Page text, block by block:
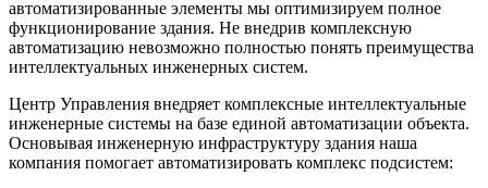
автоматизированные элементы мы оптимизируем полное
функционирование здания. Не внедрив комплексную
автоматизацию невозможно полностью понять преимущества
интеллектуальных инженерных систем.
Центр Управления внедряет комплексные интеллектуальные
инженерные системы на базе единой автоматизации объекта.
Основывая инженерную инфраструктуру здания наша
компания помогает автоматизировать комплекс подсистем: